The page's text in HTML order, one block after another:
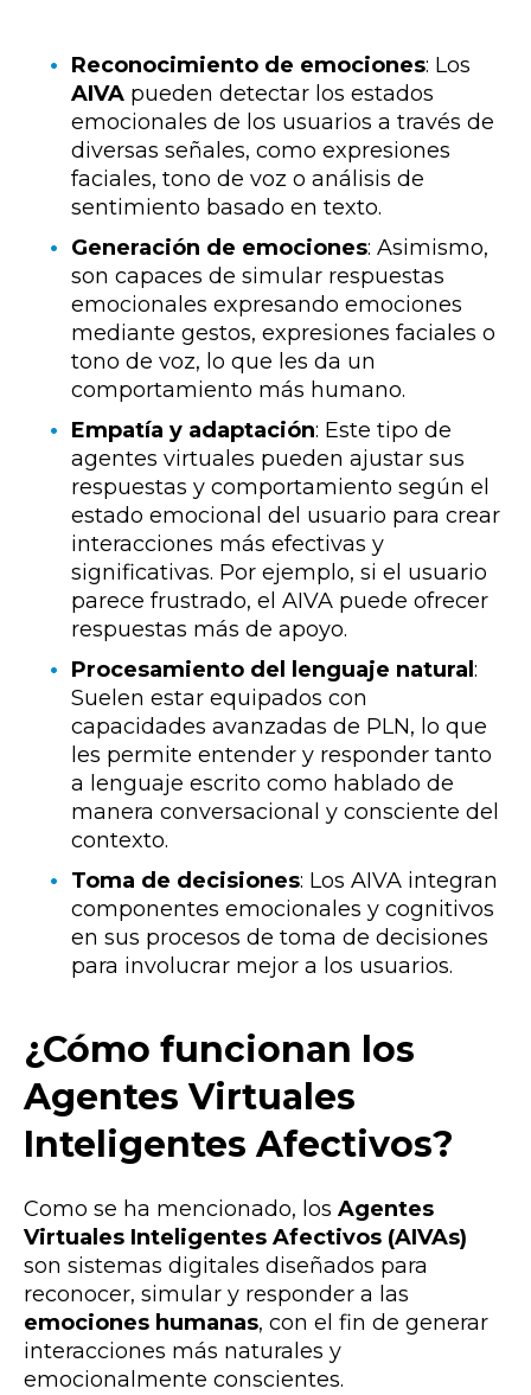
Reconocimiento de emociones: Los
AIVA pueden detectar los estados
emocionales de los usuarios a través de
diversas señales, como expresiones
faciales, tono de voz o análisis de
sentimiento basado en texto.
Generación de emociones: Asimismo,
son capaces de simular respuestas
emocionales expresando emociones
mediante gestos, expresiones faciales o
tono de voz, lo que les da un
comportamiento más humano.
Empatía y adaptación: Este tipo de
agentes virtuales pueden ajustar sus
respuestas y comportamiento según el
estado emocional del usuario para crear
interacciones más efectivas y
significativas. Por ejemplo, si el usuario
parece frustrado, el AIVA puede ofrecer
respuestas más de apoyo.
Procesamiento del lenguaje natural:
Suelen estar equipados con
capacidades avanzadas de PLN, lo que
les permite entender y responder tanto
a lenguaje escrito como hablado de
manera conversacional y consciente del
contexto.
Toma de decisiones: Los AIVA integran
componentes emocionales y cognitivos
en sus procesos de toma de decisiones
para involucrar mejor a los usuarios.
¿Cómo funcionan los
Agentes Virtuales
Inteligentes Afectivos?
Como se ha mencionado, los Agentes
Virtuales Inteligentes Afectivos (AIVAs)
son sistemas digitales diseñados para
reconocer, simular y responder a las
emociones humanas, con el fin de generar
interacciones más naturales y
emocionalmente conscientes.